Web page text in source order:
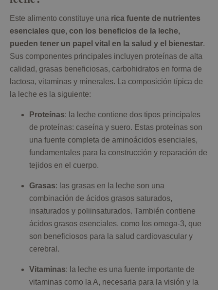
Este alimento constituye una rica fuente de nutrientes
esenciales que, con los beneficios de la leche,
pueden tener un papel vital en la salud y el bienestar.
Sus componentes principales incluyen proteínas de alta
calidad, grasas beneficiosas, carbohidratos en forma de
lactosa, vitaminas y minerales. La composición típica de
la leche es la siguiente:
Proteínas: la leche contiene dos tipos principales
de proteínas: caseína y suero. Estas proteínas son
una fuente completa de aminoácidos esenciales,
fundamentales para la construcción y reparación de
tejidos en el cuerpo.
Grasas: las grasas en la leche son una
combinación de ácidos grasos saturados,
insaturados y poliinsaturados. También contiene
ácidos grasos esenciales, como los omega-3, que
son beneficiosos para la salud cardiovascular y
cerebral.
Vitaminas: la leche es una fuente importante de
vitaminas como la A, necesaria para la visión y la